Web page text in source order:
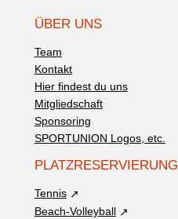
ÜBER UNS
Team
Kontakt
Hier findest du uns
Mitgliedschaft
Sponsoring
SPORTUNION Logos, etc.
PLATZRESERVIERUNG
Tennis
Beach-Volleyball